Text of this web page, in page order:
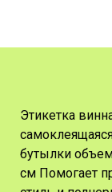
Этикетка
бутылки
см Помогает